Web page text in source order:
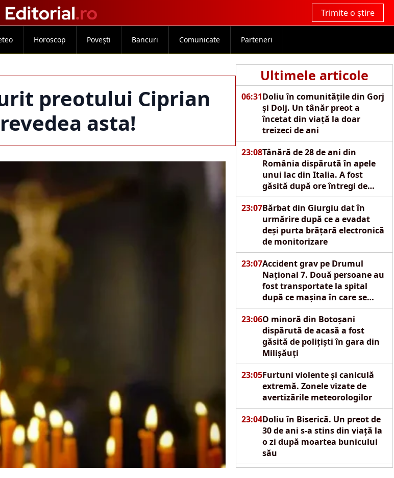
Trimite o știre
Horoscop Povești Bancuri Comunicate Parteneri
preotului Ciprian
asta!
Ultimele articole
06:31Doliu în comunitățile din Gorj
și Dolj. Un tânăr preot a
încetat din viață la doar
treizeci de ani
23:08Tânără de 28 de ani din
România dispărută în apele
unui lac din Italia. A fost
găsită după ore întregi de
căutări
23:07Bărbat din Giurgiu dat în
urmărire după ce a evadat
deși purta brățară electronică
de monitorizare
23:07Accident grav pe Drumul
Național 7. Două persoane au
fost transportate la spital
după ce mașina în care se
aflau s-a izbit de un pod
23:06O minoră din Botoșani
dispărută de acasă a fost
găsită de polițiști în gara din
Milișăuți
23:05Furtuni violente și caniculă
extremă. Zonele vizate de
avertizările meteorologilor
23:04Doliu în Biserică. Un preot de
30 de ani s-a stins din viață la
o zi după moartea bunicului
său